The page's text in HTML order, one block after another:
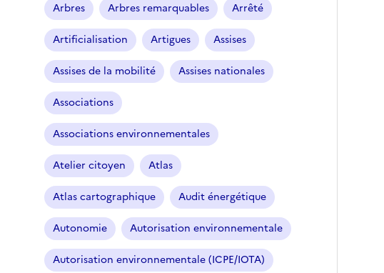
Arbres Arbres remarquables Arrêté
Artificialisation Artigues Assises
Assises de la mobilité Assises nationales
Associations
Associations environnementales
Atelier citoyen Atlas
Atlas cartographique Audit énergétique
Autonomie Autorisation environnementale
Autorisation environnementale (ICPE/IOTA)